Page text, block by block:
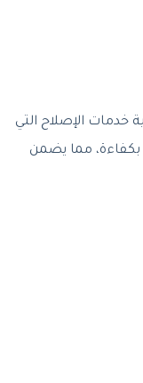
خدمات الإصلاح التي
بكفاءة، مما يضمن